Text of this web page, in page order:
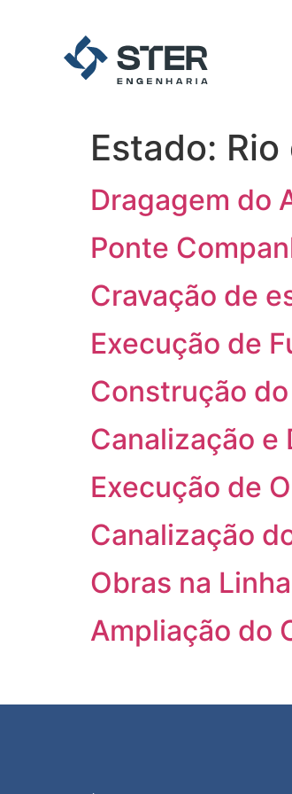
Estado:
Dragagem do
Ponte
Cravação de
Execução de
Construção
Canalização e
Execução de
Canalização
Obras na
Ampliação do